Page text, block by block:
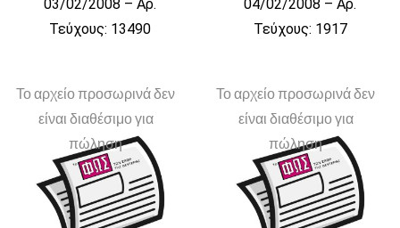
03/02/2008 – Αρ.
Τεύχους: 13490
04/02/2008 – Αρ.
Τεύχους: 1917
Το αρχείο προσωρινά δεν
είναι διαθέσιμο για
πώληση
Το αρχείο προσωρινά δεν
είναι διαθέσιμο για
πώληση